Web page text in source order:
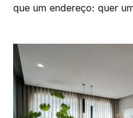
que um endereço: quer